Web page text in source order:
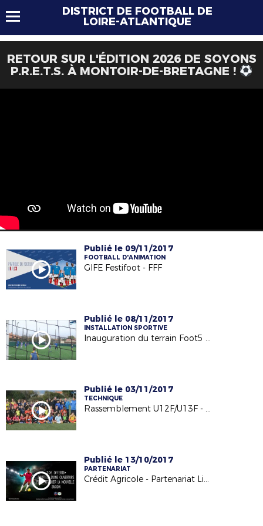
DISTRICT DE FOOTBALL DE
LOIRE-ATLANTIQUE
RETOUR SUR L'ÉDITION 2026 DE SOYONS
P.R.E.T.S. À MONTOIR-DE-BRETAGNE !
Publié le 09/11/2017
FOOTBALL D'ANIMATION
GIFE Festifoot - FFF
Publié le 08/11/2017
INSTALLATION SPORTIVE
Inauguration du terrain Foot5 à Barbechat - US Loire et Divatte - 04/11/17
Publié le 03/11/2017
TECHNIQUE
Rassemblement U12F/U13F - 24.10.17
Publié le 13/10/2017
PARTENARIAT
Crédit Agricole - Partenariat Licencié Football